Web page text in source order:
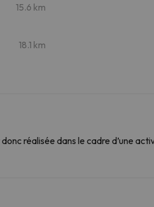
15.6 km
18.1 km
réalisée dans le cadre d’une